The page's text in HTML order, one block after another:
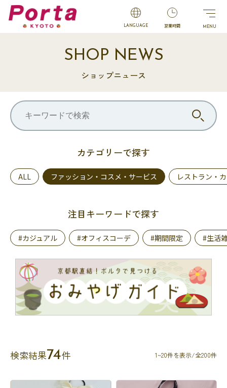
LANGUAGE 営業時間
SHOP NEWS
ショップニュース
カテゴリーで探す
ALL ファッション・コスメ・サービス レストラン・
注目キーワードで探す
#カジュアル #オフィスコーデ #期間限定 #生活
検索結果74件 1~20件を表示/全200件